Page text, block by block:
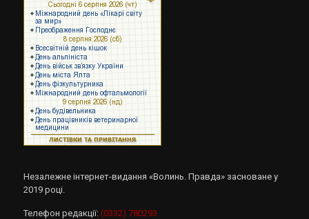
Незалежне інтернет-видання «Волинь. Правда» засноване у
2019 році.
Телефон редакції: (0332) 780293